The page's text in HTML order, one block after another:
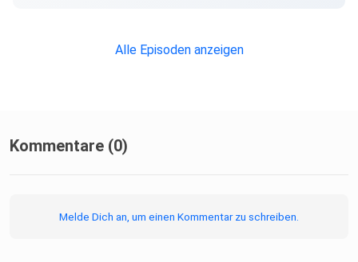
Alle Episoden anzeigen
Kommentare (0)
Melde Dich an, um einen Kommentar zu schreiben.